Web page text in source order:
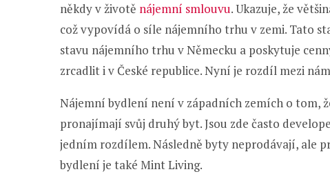
někdy v životě nájemní smlouvu. Ukazuje, že
což vypovídá o síle nájemního trhu v zemi. Tato
stavu nájemního trhu v Německu a poskytuje
zrcadlit i v České republice. Nyní je rozdíl mezi
Nájemní bydlení není v západních zemích o tom,
pronajímají svůj druhý byt. Jsou zde často
jedním rozdílem. Následně byty neprodávají, ale
bydlení je také Mint Living.